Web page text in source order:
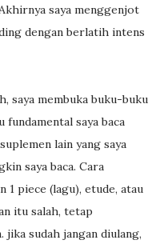
saya menggenjot
dengan berlatih intens
saya membuka buku-buku
saya baca
lain yang saya
saya baca. Cara
1 piece (lagu), etude, atau
itu salah, tetap
jika sudah jangan diulang,